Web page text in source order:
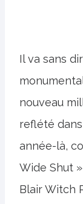
Il va sans
nouveau
reflété
année-là,
Wide Shut
Blair Witch